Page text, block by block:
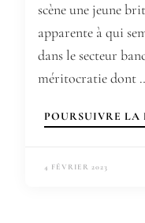
scène une jeune
apparente à qui
dans le secteur
méritocratie dont
POURSUIVRE LA
4 FÉVRIER 2023